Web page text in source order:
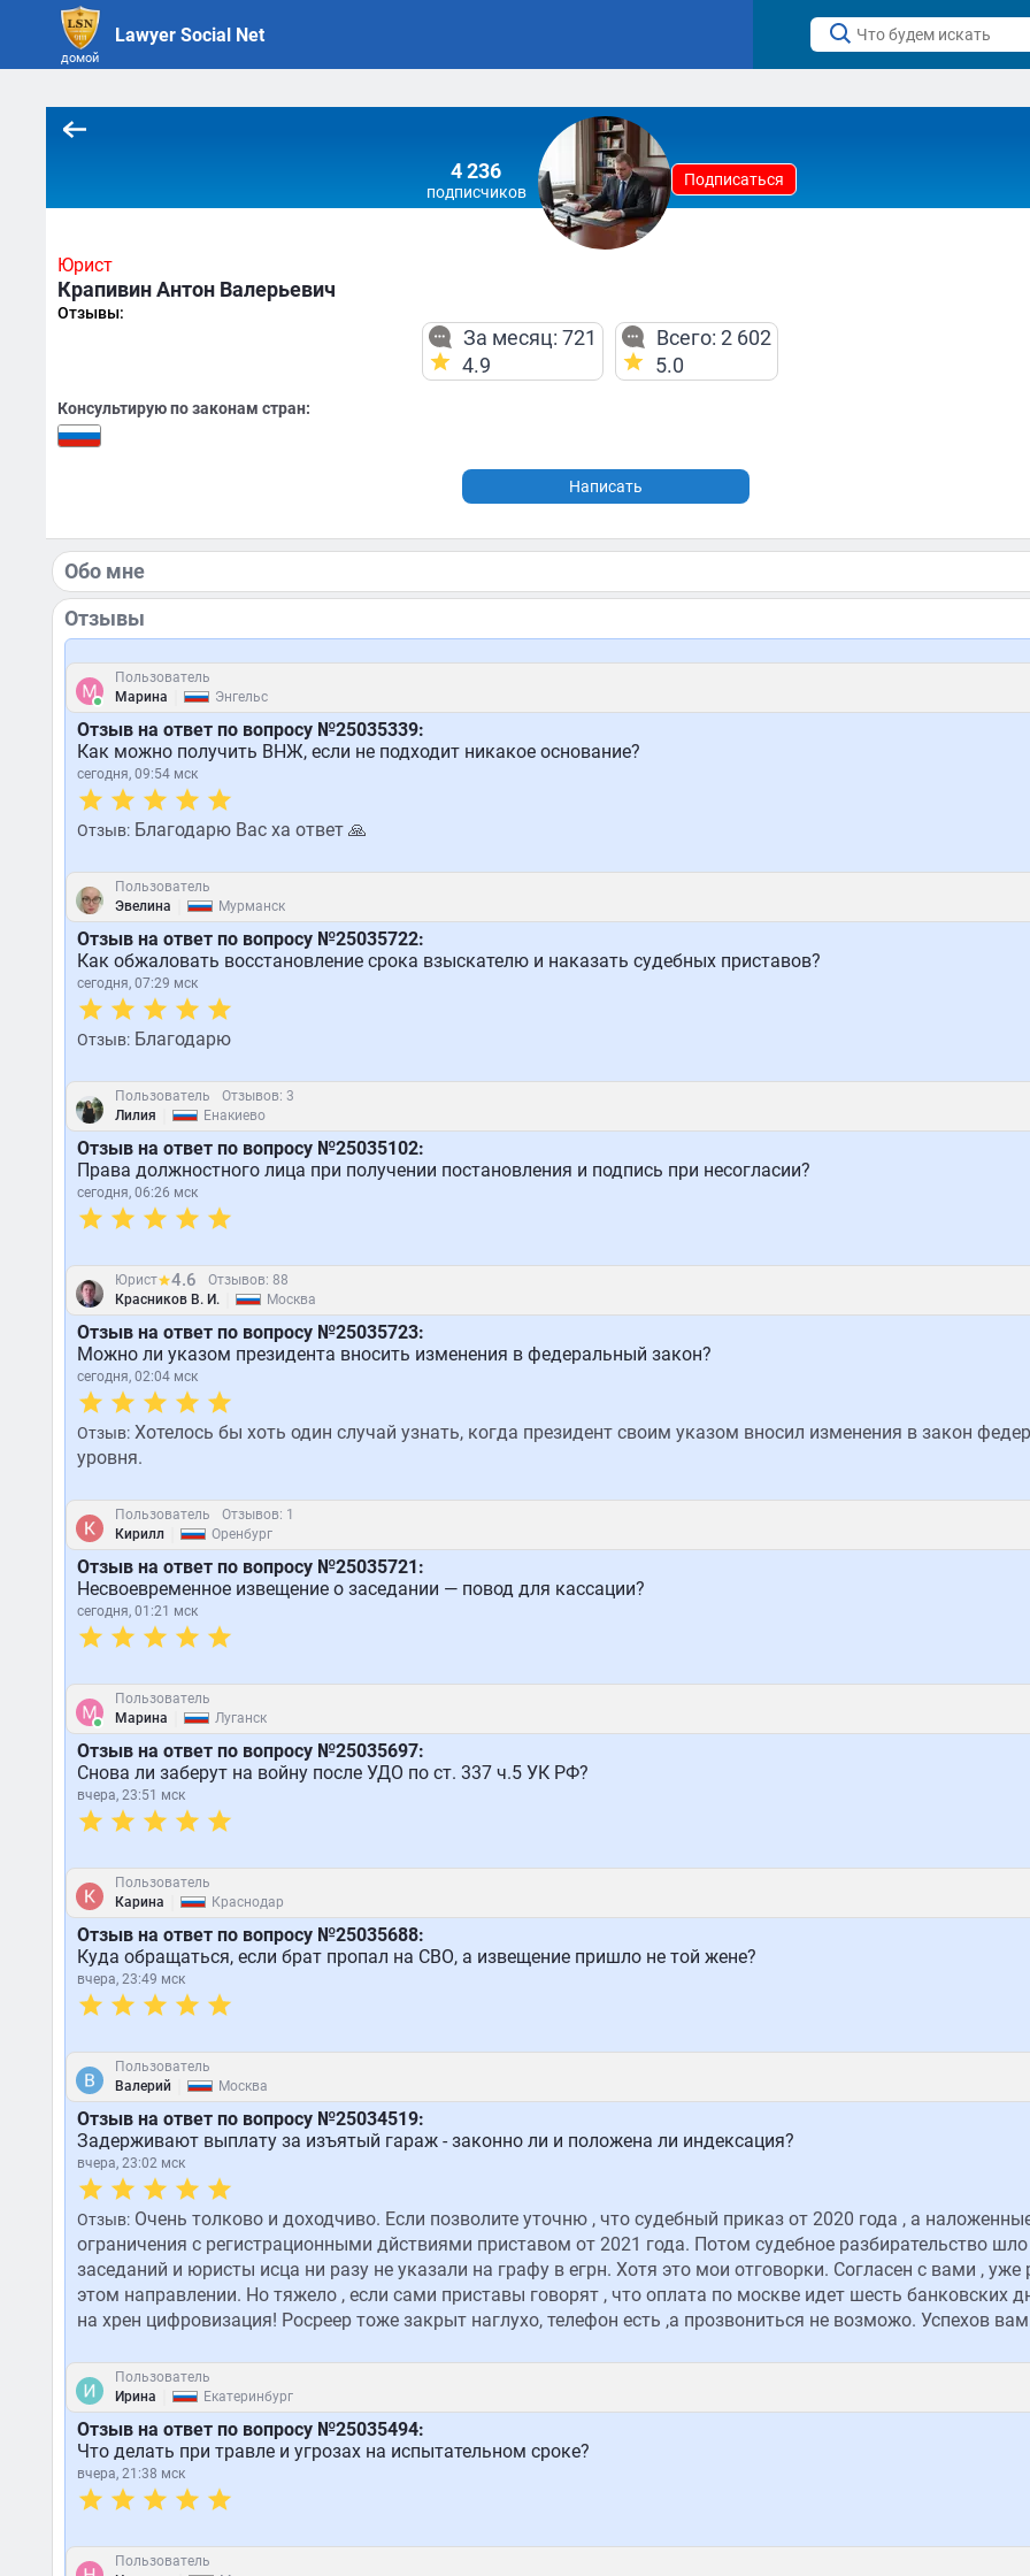
домой
Lawyer Social Net
4 236
подписчиков
Подписаться
Юрист
Крапивин Антон Валерьевич
Отзывы:
За месяц: 721
4.9
Всего: 2 602
5.0
Консультирую по законам стран:
Написать
Обо мне
Отзывы
Пользователь
Марина
Энгельс
Отзыв на ответ по вопросу №25035339:
Как можно получить ВНЖ, если не подходит никакое основание?
сегодня, 09:54 мск
Отзыв:Благодарю Вас ха ответ 🙏
Пользователь
Эвелина
Мурманск
Отзыв на ответ по вопросу №25035722:
Как обжаловать восстановление срока взыскателю и наказать судебных приставов?
сегодня, 07:29 мск
Отзыв:Благодарю
Пользователь
Отзывов: 3
Лилия
Енакиево
Отзыв на ответ по вопросу №25035102:
Права должностного лица при получении постановления и подпись при несогласии?
сегодня, 06:26 мск
Юрист 4.6
Отзывов: 88
Краcников В. И.
Москва
Отзыв на ответ по вопросу №25035723:
Можно ли указом президента вносить изменения в федеральный закон?
сегодня, 02:04 мск
Отзыв:Хотелось бы хоть один случай узнать, когда президент своим указом вносил изменения в закон
уровня.
Пользователь
Отзывов: 1
Кирилл
Оренбург
Отзыв на ответ по вопросу №25035721:
Несвоевременное извещение о заседании — повод для кассации?
сегодня, 01:21 мск
Пользователь
Марина
Луганск
Отзыв на ответ по вопросу №25035697:
Снова ли заберут на войну после УДО по ст. 337 ч.5 УК РФ?
вчера, 23:51 мск
Пользователь
Карина
Краснодар
Отзыв на ответ по вопросу №25035688:
Куда обращаться, если брат пропал на СВО, а извещение пришло не той жене?
вчера, 23:49 мск
Пользователь
Валерий
Москва
Отзыв на ответ по вопросу №25034519:
Задерживают выплату за изъятый гараж - законно ли и положена ли индексация?
вчера, 23:02 мск
Отзыв:Очень толково и доходчиво. Если позволите уточню , что судебный приказ от 2020 года , а
ограничения с регистрационными дйствиями приставом от 2021 года. Потом судебное разбирательство шло
заседаний и юристы исца ни разу не указали на графу в егрн. Хотя это мои отговорки. Согласен с вами , уже
этом направлении. Но тяжело , если сами приставы говорят , что оплата по москве идет шесть банковских
на хрен цифровизация! Росреер тоже закрыт наглухо, телефон есть ,а прозвониться не возможо. Успехов
Пользователь
Ирина
Екатеринбург
Отзыв на ответ по вопросу №25035494:
Что делать при травле и угрозах на испытательном сроке?
вчера, 21:38 мск
Пользователь